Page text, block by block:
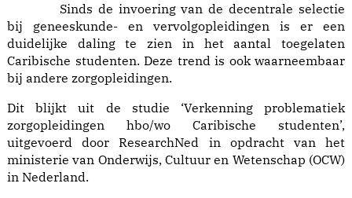
Sinds de invoering van de decentrale selectie
bij geneeskunde- en vervolgopleidingen is er een
duidelijke daling te zien in het aantal toegelaten
Caribische studenten. Deze trend is ook waarneembaar
bij andere zorgopleidingen.
Dit blijkt uit de studie ‘Verkenning problematiek
zorgopleidingen hbo/wo Caribische studenten’,
uitgevoerd door ResearchNed in opdracht van het
ministerie van Onderwijs, Cultuur en Wetenschap (OCW)
in Nederland.